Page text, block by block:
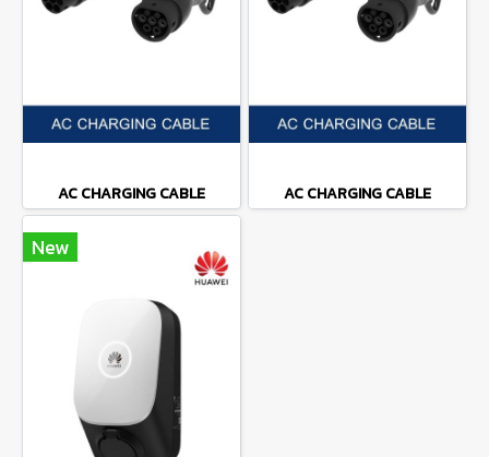
AC CHARGING CABLE AC CHARGING CABLE
New